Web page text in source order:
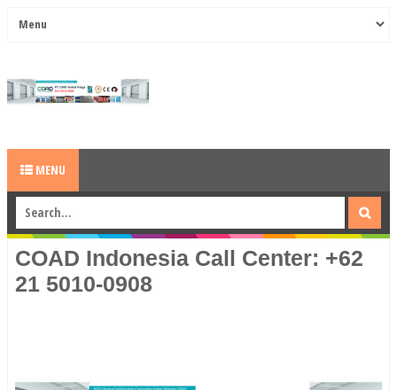
MENU
COAD Indonesia Call Center: +62
21 5010-0908